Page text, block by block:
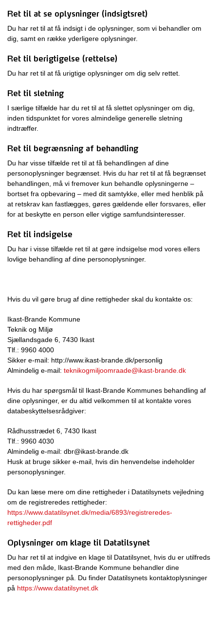
Ret til at se oplysninger (indsigtsret)
Du har ret til at få indsigt i de oplysninger, som vi behandler om
dig, samt en række yderligere oplysninger.
Ret til berigtigelse (rettelse)
Du har ret til at få urigtige oplysninger om dig selv rettet.
Ret til sletning
I særlige tilfælde har du ret til at få slettet oplysninger om dig,
inden tidspunktet for vores almindelige generelle sletning
indtræffer.
Ret til begrænsning af behandling
Du har visse tilfælde ret til at få behandlingen af dine
personoplysninger begrænset. Hvis du har ret til at få begrænset
behandlingen, må vi fremover kun behandle oplysningerne –
bortset fra opbevaring – med dit samtykke, eller med henblik på
at retskrav kan fastlægges, gøres gældende eller forsvares, eller
for at beskytte en person eller vigtige samfundsinteresser.
Ret til indsigelse
Du har i visse tilfælde ret til at gøre indsigelse mod vores ellers
lovlige behandling af dine personoplysninger.
Hvis du vil gøre brug af dine rettigheder skal du kontakte os:
Ikast-Brande Kommune
Teknik og Miljø
Sjællandsgade 6, 7430 Ikast
Tlf.: 9960 4000
Sikker e-mail: http://www.ikast-brande.dk/personlig
Almindelig e-mail: teknikogmiljoomraade@ikast-brande.dk
Hvis du har spørgsmål til Ikast-Brande Kommunes behandling af
dine oplysninger, er du altid velkommen til at kontakte vores
databeskyttelsesrådgiver:
Rådhusstrædet 6, 7430 Ikast
Tlf.: 9960 4030
Almindelig e-mail: dbr@ikast-brande.dk
Husk at bruge sikker e-mail, hvis din henvendelse indeholder
personoplysninger.
Du kan læse mere om dine rettigheder i Datatilsynets vejledning
om de registreredes rettigheder:
https://www.datatilsynet.dk/media/6893/registreredes-
rettigheder.pdf
Oplysninger om klage til Datatilsynet
Du har ret til at indgive en klage til Datatilsynet, hvis du er utilfreds
med den måde, Ikast-Brande Kommune behandler dine
personoplysninger på. Du finder Datatilsynets kontaktoplysninger
på https://www.datatilsynet.dk